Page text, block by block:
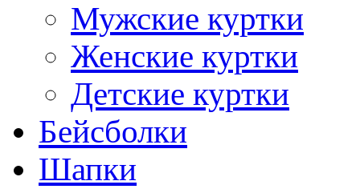
Мужские куртки
Женские куртки
Детские куртки
Бейсболки
Шапки